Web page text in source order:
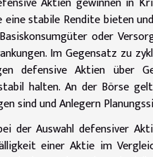
eine stabile Rendite bieten
oder
Im Gegensatz zu
defensive Aktien über
halten. An der Börse
sind und Anlegern
der Auswahl defensiver
einer Aktie im